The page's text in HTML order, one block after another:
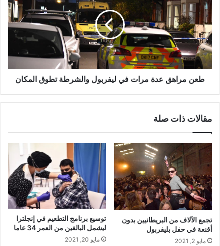
ساعات
عدة
مرات
في
ليفربول
والشرطة
تطوق
المكان
طعن مراهق عدة مرات في ليفربول والشرطة تطوق المكان
مقالات ذات صلة
تجمع الآلاف من البريطانيين بدون
أقنعة في حفل بليفربول
مايو 2, 2021
توسيع برنامج التطعيم في إنجلترا
ليشمل البالغين من العمر 34 عاما
مايو 20, 2021